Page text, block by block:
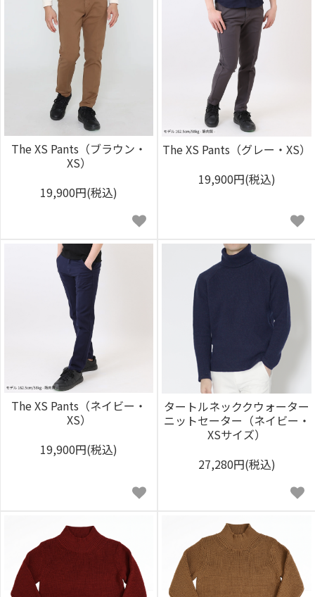
The XS Pants（ブラウン・
XS）
19,900円(税込)
The XS Pants（グレー・XS）
19,900円(税込)
The XS Pants（ネイビー・
XS）
19,900円(税込)
タートルネッククウォーター
ニットセーター（ネイビー・
XSサイズ）
27,280円(税込)